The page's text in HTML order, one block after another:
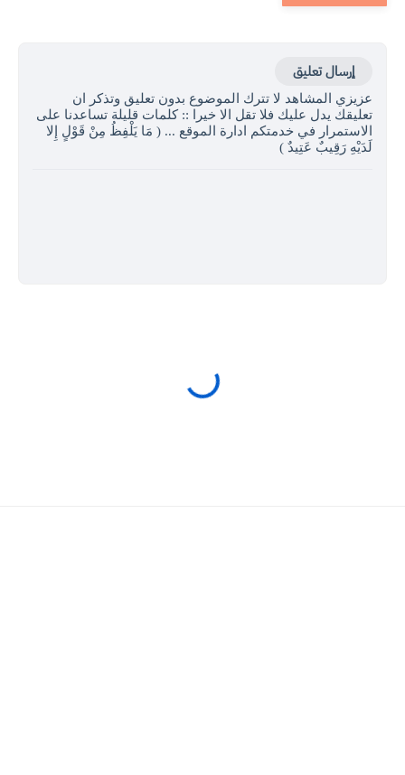
إرسال تعليق
عزيزي المشاهد لا تترك الموضوع بدون تعليق وتذكر ان
تعليقك يدل عليك فلا تقل الا خيرا :: كلمات قليلة تساعدنا على
الاستمرار في خدمتكم ادارة الموقع ... ( مَا يَلْفِظُ مِنْ قَوْلٍ إِلا
لَدَيْهِ رَقِيبٌ عَتِيدٌ )